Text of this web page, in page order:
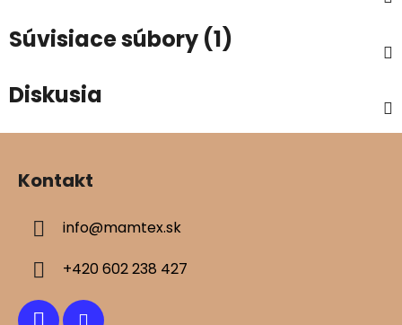
Súvisiace súbory (1)
Diskusia
Kontakt
info@mamtex.sk
+420 602 238 427